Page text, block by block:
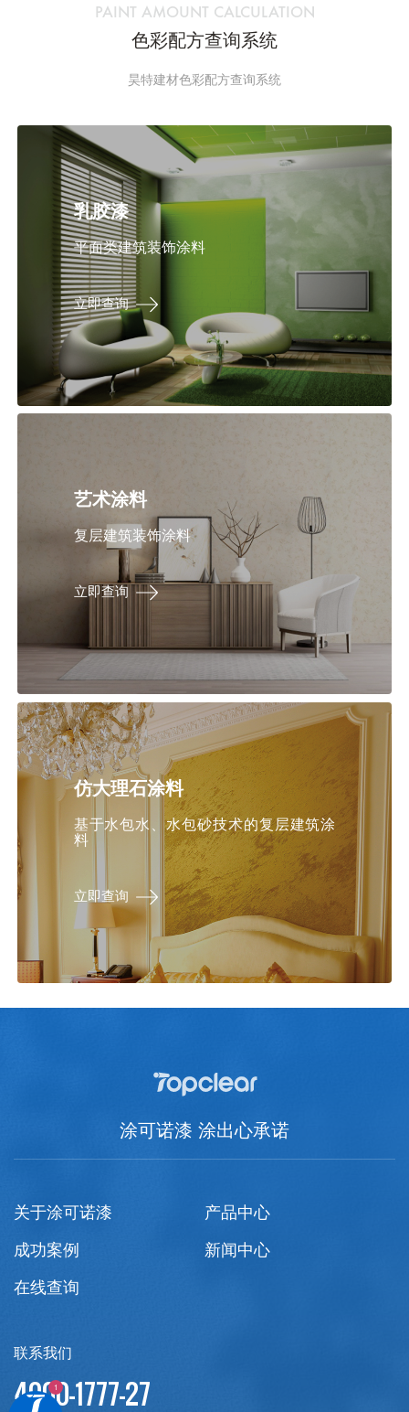
PAINT AMOUNT CALCULATION
色彩配方查询系统
昊特建材色彩配方查询系统
乳胶漆
平面类建筑装饰涂料
立即查询
艺术涂料
复层建筑装饰涂料
立即查询
仿大理石涂料
基于水包水、水包砂技术的复层建筑涂
料
立即查询
涂可诺漆 涂出心承诺
关于涂可诺漆
产品中心
成功案例
新闻中心
在线查询
联系我们
4000-1777-27